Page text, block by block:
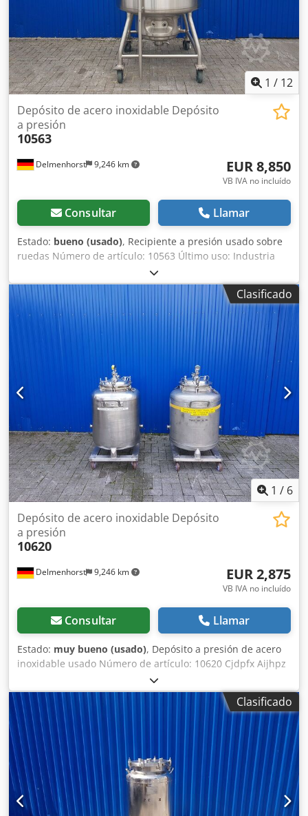
1 / 12
Delmenhorst 9,246 km
Depósito de acero inoxidable Depósito
a presión
10563
EUR 8,850
VB IVA no incluído
Consultar Llamar
Estado: bueno (usado), Recipiente a presión usado sobre
ruedas Número de artículo: 10563 Último uso: Industria
farmacéutica Volumen: 750 litros Tipo: Vertical, sobre 4
ruedas Material (en contacto con el medio): 1.4571 /
AISI316 Diseño: Doble camisa y aislado Presión de
funcionamiento según la placa de características: -1 / 3
bares Presión de funcionamiento de la camisa: 10 bares
Dimensiones del recipiente: Tapa de acceso: 505 mm
Diámetro exterior: 1240 mm Altura de las ruedas: 295 mm
Crodpfxogz Szwj Aiqof Altura total: 2195 mm Anchura total:
1240 mm Longitud total: 1400 mm Materiales: Interior:
1.4571 / AISI316 Partes exteriores: 1.4301 / AISI304
Equipamiento: Placa de características: Sí Diámetro de la
salida: 1 x 34 mm, 1 x 9 mm Distancia de la salida al suelo:
1 x 280 mm, 1 x 295 mm Diversas conexiones Doble camisa
Aislado Estructura con ruedas
Clasificado
1 / 6
Delmenhorst 9,246 km
Depósito de acero inoxidable Depósito
a presión
10620
EUR 2,875
VB IVA no incluído
Consultar Llamar
Estado: muy bueno (usado), Depósito a presión de acero
inoxidable usado Número de artículo: 10620 Cjdpfx Aijhpz
E Hjqsrf Último uso: Industria farmacéutica Volumen: 200
litros Tipo: Vertical, sobre 4 ruedas Altura de las ruedas:
127 mm Material (en contacto con el medio): 1.4404 /
AISI316 Diseño: De pared única Tapa abovedada: 320 mm
Presión de funcionamiento: -1/+3 Dimensiones del
depósito: Diámetro exterior: 652 mm Altura cilíndrica: 560
mm Altura total: 1295 mm Anchura total: 718 mm Longitud
total: 865 mm Materiales: Interior: 1.4404 / AISI316
Exterior: 1.4301 / AISI 304 Equipamiento: Placa de
identificación: No Diversas conexiones Válvula de presión
Clasificado